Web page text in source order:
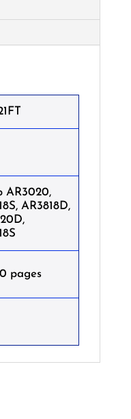
AR3020,
AR3818D,
pages